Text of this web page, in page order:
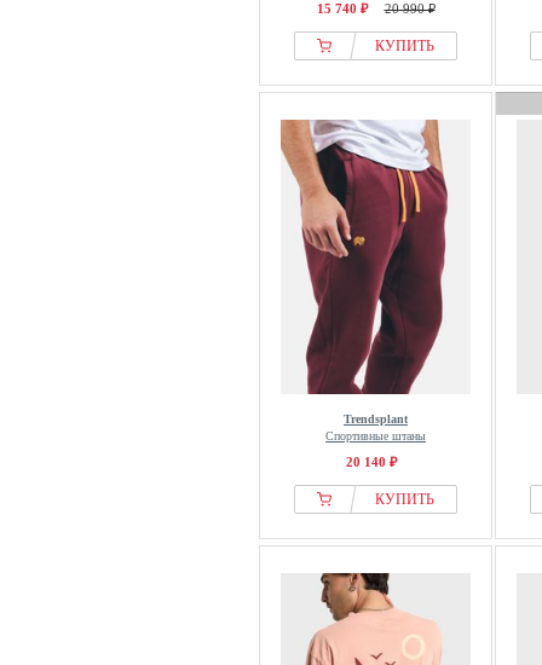
15 740 ₽ 20 990 ₽
КУПИТЬ
Trendsplant
Спортивные штаны
20 140 ₽
КУПИТЬ